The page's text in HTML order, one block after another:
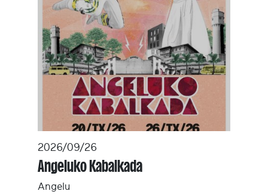
2026/09/26
Angeluko Kabalkada
Angelu